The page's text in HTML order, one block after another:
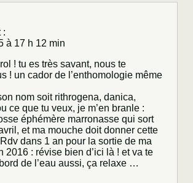
:
à 17 h 12 min
! tu es très savant, nous te
! un cador de l’enthomologie même
nom soit rithrogena, danica,
ce que tu veux, je m’en branle :
éphémère marronasse qui sort
et ma mouche doit donner cette
dans 1 an pour la sortie de ma
2016 : révise bien d’ici là ! et va te
de l’eau aussi, ça relaxe …